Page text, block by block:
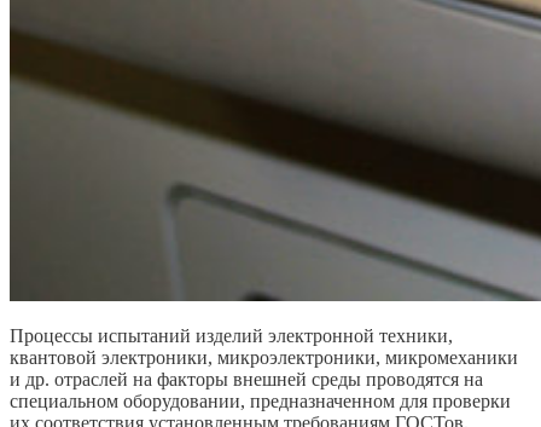
Процессы испытаний изделий электронной техники,
квантовой электроники, микроэлектроники, микромеханики
и др. отраслей на факторы внешней среды проводятся на
специальном оборудовании, предназначенном для проверки